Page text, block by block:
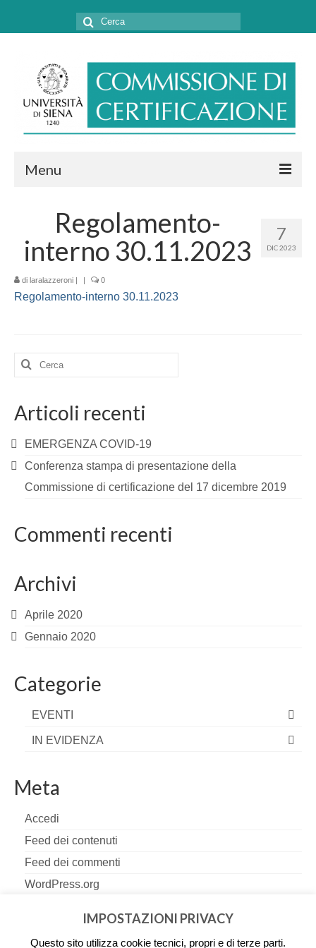
Cerca:
Menu
COSA FACCIAMO
MODULISTICA E CONVENZIONI
CONTATTI
7
DIC 2023
Regolamento-
interno 30.11.2023
di laralazzeroni | | 0
Regolamento-interno 30.11.2023
Cerca:
Articoli recenti
EMERGENZA COVID-19
Conferenza stampa di presentazione della
Commissione di certificazione del 17 dicembre 2019
Commenti recenti
Archivi
Aprile 2020
Gennaio 2020
Categorie
EVENTI
IN EVIDENZA
Meta
Accedi
Feed dei contenuti
Feed dei commenti
WordPress.org
PRESIDENTE E COMMISSARI
IMPOSTAZIONI PRIVACY
Questo sito utilizza cookie tecnici, propri e di terze parti.